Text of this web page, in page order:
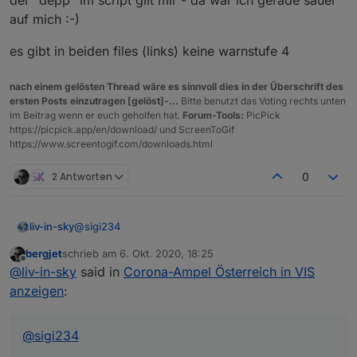
case 1:
                               break;
               case 2:
                               break;
               case 3:
                               break;
               case 4   :
Case 3 sollte Orange sein und Case 4 Rot
@liv-in-sky
auf mich :-)
es gibt in beiden files (links) keine warnstufe 4
nach einem gelösten Thread wäre es sinnvoll dies in der Überschrift des
ersten Posts einzutragen [gelöst]-... Bitte benutzt das Voting rechts unten
im Beitrag wenn er euch geholfen hat. Forum-Tools: PicPick
https://picpick.app/en/download/ und ScreenToGif
https://www.screentogif.com/downloads.html
2 Antworten 0
liv-in-sky@sigi234
der "depp" im script gilt mir - da war ich gerade
sauer auf mich :-)
Offline
bergjetschrieb am 6. Okt. 2020, 18:25
zuletzt editiert von
@liv-in-sky said in Corona-Ampel Österreich in VIS
anzeigen:
@sigi234